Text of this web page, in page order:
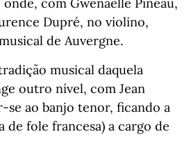
Dupré, no violino,
de Auvergne.
musical daquela
outro nível, com Jean
se ao banjo tenor, ficando a
de fole francesa) a cargo de